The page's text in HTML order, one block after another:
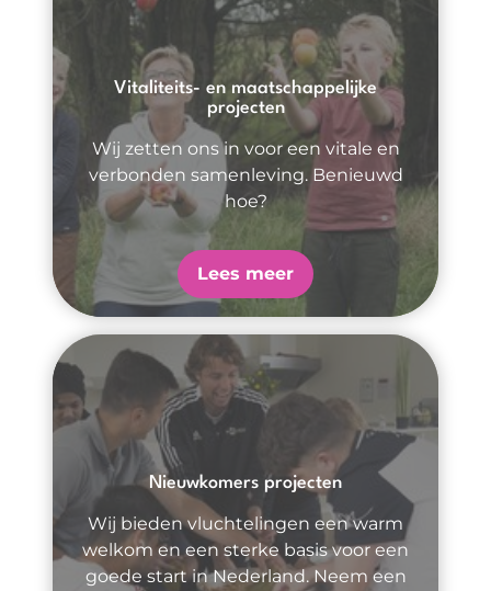
Vitaliteits- en maatschappelijke
projecten
Wij zetten ons in voor een vitale en
verbonden samenleving. Benieuwd
hoe?
Lees meer
Nieuwkomers projecten
Wij bieden vluchtelingen een warm
welkom en een sterke basis voor een
goede start in Nederland. Neem een